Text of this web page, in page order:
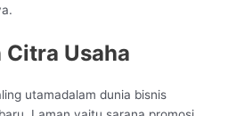
Citra Usaha
utamadalam dunia bisnis